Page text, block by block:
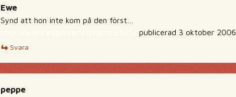
Ewe
Synd att hon inte kom på den först…
publicerad 3 oktober 2006
Svara
peppe